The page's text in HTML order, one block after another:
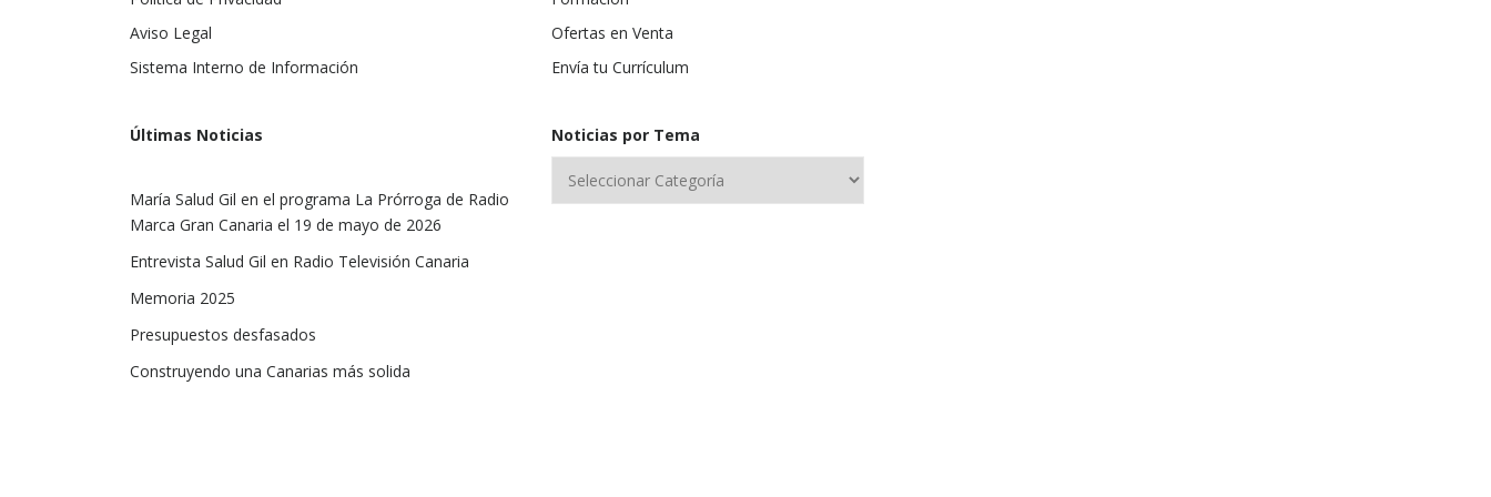
Aviso Legal
Sistema Interno de Información
Últimas Noticias
María Salud Gil en el programa La Prórroga de Radio
Marca Gran Canaria el 19 de mayo de 2026
Entrevista Salud Gil en Radio Televisión Canaria
Memoria 2025
Presupuestos desfasados
Construyendo una Canarias más solida
Ofertas en Venta
Envía tu Currículum
Noticias por Tema